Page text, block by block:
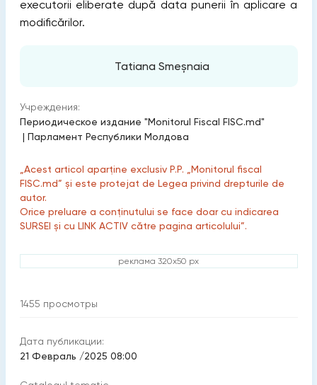
executorii eliberate după data punerii în aplicare a
modificărilor.
Tatiana Smeșnaia
Учреждения:
Периодическое издание "Monitorul Fiscal FISC.md"
| Парламент Республики Молдова
„Acest articol aparține exclusiv P.P. „Monitorul fiscal
FISC.md” și este protejat de Legea privind drepturile de
autor.
Orice preluare a conținutului se face doar cu indicarea
SURSEI și cu LINK ACTIV către pagina articolului”.
реклама 320x50 px
1455 просмотры
Дата публикации:
21 Февраль /2025 08:00